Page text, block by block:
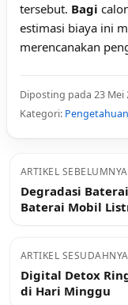
tersebut. Bagi
estimasi biaya ini
merencanakan
Diposting pada 23 Mei
Kategori: Pengetahuan
ARTIKEL SEBELUMNYA
Degradasi
Baterai Mobil
ARTIKEL SESUDAHNYA
Digital Detox
di Hari Minggu